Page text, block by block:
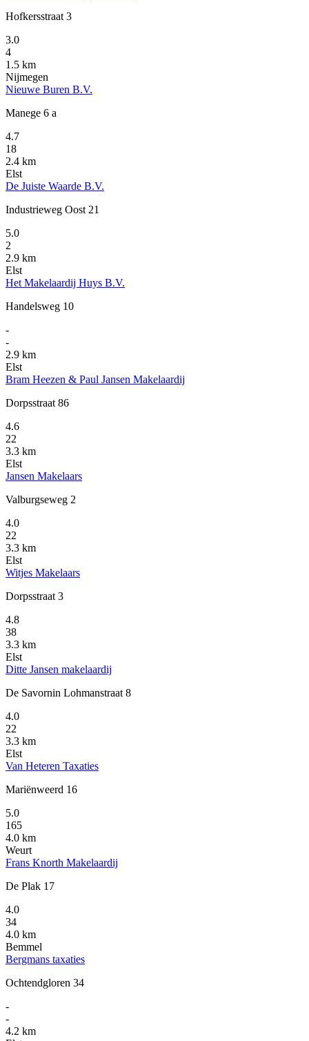
Hofkersstraat 3
3.0
4
1.5 km
Nijmegen
Nieuwe Buren B.V.
Manege 6 a
4.7
18
2.4 km
Elst
De Juiste Waarde B.V.
Industrieweg Oost 21
5.0
2
2.9 km
Elst
Het Makelaardij Huys B.V.
Handelsweg 10
-
-
2.9 km
Elst
Bram Heezen & Paul Jansen Makelaardij
Dorpsstraat 86
4.6
22
3.3 km
Elst
Jansen Makelaars
Valburgseweg 2
4.0
22
3.3 km
Elst
Witjes Makelaars
Dorpsstraat 3
4.8
38
3.3 km
Elst
Ditte Jansen makelaardij
De Savornin Lohmanstraat 8
4.0
22
3.3 km
Elst
Van Heteren Taxaties
Mariënweerd 16
5.0
165
4.0 km
Weurt
Frans Knorth Makelaardij
De Plak 17
4.0
34
4.0 km
Bemmel
Bergmans taxaties
Ochtendgloren 34
-
-
4.2 km